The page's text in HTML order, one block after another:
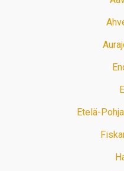
Etelä-